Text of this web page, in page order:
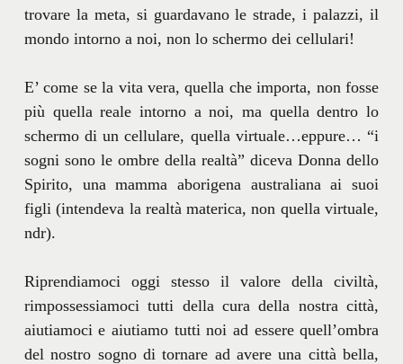
trovare la meta, si guardavano le strade, i palazzi, il
mondo intorno a noi, non lo schermo dei cellulari!
E’ come se la vita vera, quella che importa, non fosse
più quella reale intorno a noi, ma quella dentro lo
schermo di un cellulare, quella virtuale…eppure… “i
sogni sono le ombre della realtà” diceva Donna dello
Spirito, una mamma aborigena australiana ai suoi
figli (intendeva la realtà materica, non quella virtuale,
ndr).
Riprendiamoci oggi stesso il valore della civiltà,
rimpossessiamoci tutti della cura della nostra città,
aiutiamoci e aiutiamo tutti noi ad essere quell’ombra
del nostro sogno di tornare ad avere una città bella,